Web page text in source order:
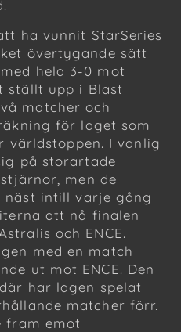
ha vunnit StarSeries
övertygande sätt
hela 3-0 mot
ställt upp i Blast
matcher och
för laget som
I vanlig
på storartade
men de
näst intill varje gång
att nå finalen
och ENCE.
med en match
ut mot ENCE. Den
har lagen spelat
matcher förr.
fram emot